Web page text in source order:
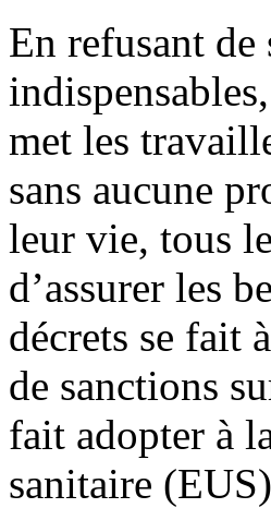
En refusant
met les
sans aucune
leur vie, tous
d’assurer les
décrets se fait
de sanctions
fait adopter à
sanitaire